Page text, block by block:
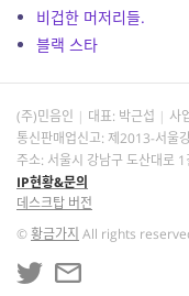
비겁한 머저리들.
블랙 스타
(주)민음인 대표: 박근섭 사
통신판매업신고: 제2013-서울
주소: 서울시 강남구 도산대로
IP현황&문의
데스크탑 버전
©황금가지 All rights